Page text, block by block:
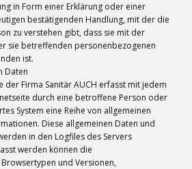
in Form einer Erklärung oder einer
bestätigenden Handlung, mit der die
zu verstehen gibt, dass sie mit der
sie betreffenden personenbezogenen
ist.
Daten
der Firma Sanitär AUCH erfasst mit jedem
durch eine betroffene Person oder
System eine Reihe von allgemeinen
Diese allgemeinen Daten und
in den Logfiles des Servers
werden können die
und Versionen,